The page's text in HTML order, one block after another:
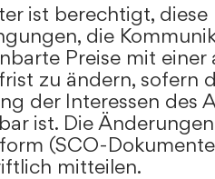
ist berechtigt, diese
die
Preise mit einer
zu ändern, sofern
der Interessen des
ist. Die
(SCO-
mitteilen.